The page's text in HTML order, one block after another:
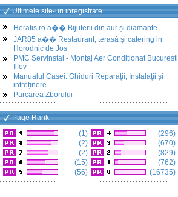
Ultimele site-uri inregistrate
Heratis.ro a�� Bijuterii din aur și diamante
JAR85 a�� Restaurant, terasă și catering in
Horodnic de Jos
PMC ServInstal - Montaj Aer Conditionat Bucuresti
Ilfov
Manualul Casei: Ghiduri Reparații, Instalații și
intreținere
Parcarea Zborului
Page Rank
(1)
(2)
(2)
(15)
(56)
(296)
(670)
(829)
(762)
(16735)